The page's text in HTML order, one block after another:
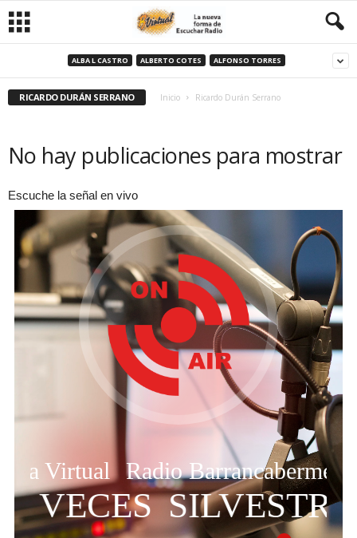
ALBA L CASTRO ALBERTO COTES ALFONSO TORRES
RICARDO DURÁN SERRANO Inicio Ricardo Durán Serrano
No hay publicaciones para mostrar
Escuche la señal en vivo